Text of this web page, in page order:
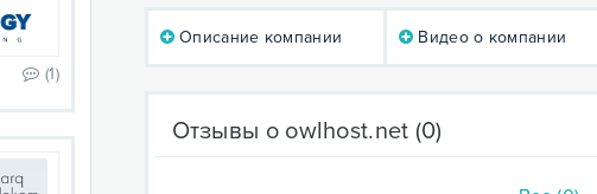
(1)
Описание компании Видео о компании
Отзывы о owlhost.net (0)